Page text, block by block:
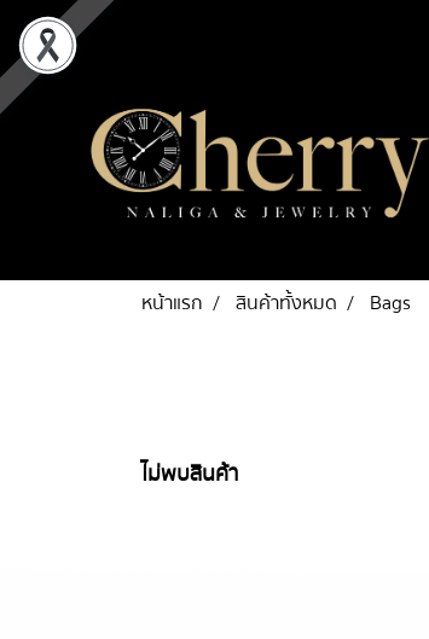
หน้าแรก สินค้าทั้งหมด Bags
ไม่พบสินค้า